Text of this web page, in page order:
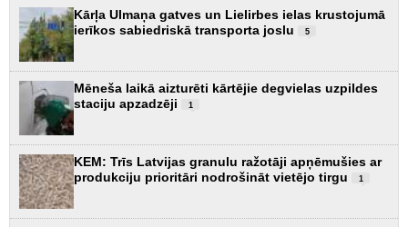
Kārļa Ulmaņa gatves un Lielirbes ielas krustojumā
ierīkos sabiedriskā transporta joslu
5
Mēneša laikā aizturēti kārtējie degvielas uzpildes
staciju apzadzēji
1
KEM: Trīs Latvijas granulu ražotāji apņēmušies ar
produkciju prioritāri nodrošināt vietējo tirgu
1